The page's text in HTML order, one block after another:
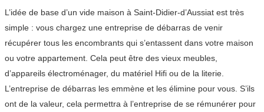
L’idée de base d’un vide maison à Saint-Didier-d’Aussiat est très
simple : vous chargez une entreprise de débarras de venir
récupérer tous les encombrants qui s’entassent dans votre maison
ou votre appartement. Cela peut être des vieux meubles,
d’appareils électroménager, du matériel Hifi ou de la literie.
L’entreprise de débarras les emmène et les élimine pour vous. S’ils
ont de la valeur, cela permettra à l’entreprise de se rémunérer pour